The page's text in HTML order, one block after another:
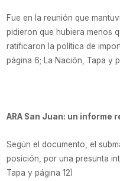
Fue en la reunión que
pidieron que hubiera menos
ratificaron la política de
página 6; La Nación, Tapa y
ARA San Juan: un informe
Según el documento, el
posición, por una presunta
Tapa y página 12)